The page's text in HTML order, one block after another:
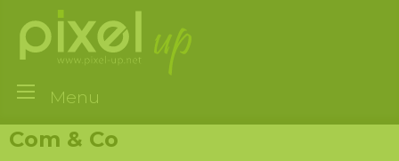
Menu
Com & Co